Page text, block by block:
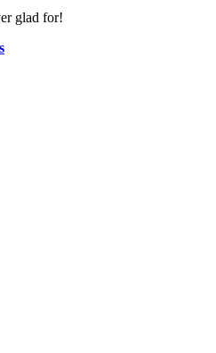
glad for!